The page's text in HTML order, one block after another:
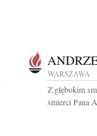
WARSZAWA
Z głębokim
śmierci Pana